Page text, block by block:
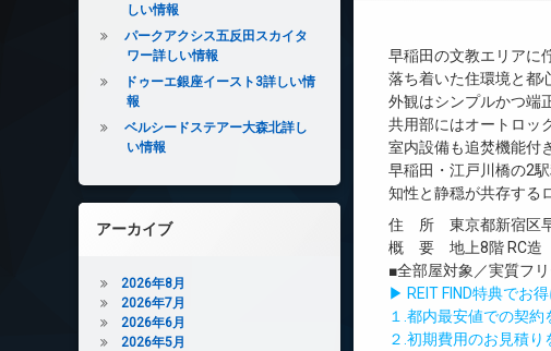
早稲田の文教エリアに
落ち着いた住環境と都
外観はシンプルかつ端
共用部にはオートロッ
室内設備も追焚機能付
早稲田・江戸川橋の2
知性と静穏が共存する
住 所 東京都新宿区
概 要 地上8階 RC造
■全部屋対象／実質フ
▶ REIT FIND特典でお
１.都内最安値での契約
２.初期費用のお見積り
しい情報
パークアクシス五反田スカイタ
ワー詳しい情報
ドゥーエ銀座イースト3詳しい情
報
ベルシードステアー大森北詳し
い情報
アーカイブ
2026年8月
2026年7月
2026年6月
2026年5月